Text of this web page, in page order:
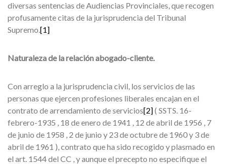
diversas sentencias de Audiencias Provinciales, que recogen
profusamente citas de la jurisprudencia del Tribunal
Supremo.[1]
Naturaleza de la relación abogado-cliente.
Con arreglo a la jurisprudencia civil, los servicios de las
personas que ejercen profesiones liberales encajan en el
contrato de arrendamiento de servicios[2]( SSTS. 16-
febrero-1935 , 18 de enero de 1941 , 12 de abril de 1956 , 7
de junio de 1958 , 2 de junio y 23 de octubre de 1960 y 3 de
abril de 1961 ), contrato que ha sido recogido y plasmado en
el art. 1544 del CC , y aunque el precepto no especifique el